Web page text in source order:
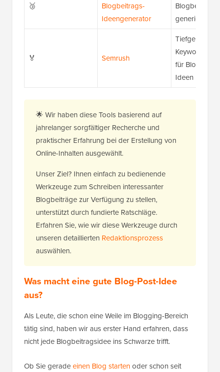
🥉
Blogbeitrags-
Ideengenerator
Blogbeiträge
generieren
🏅 Semrush
Tiefgehende
Keyword-
für Blog-
Ideen
🌟 Wir haben diese Tools basierend auf
jahrelanger sorgfältiger Recherche und
praktischer Erfahrung bei der Erstellung von
Online-Inhalten ausgewählt.
Unser Ziel? Ihnen einfach zu bedienende
Werkzeuge zum Schreiben interessanter
Blogbeiträge zur Verfügung zu stellen,
unterstützt durch fundierte Ratschläge.
Erfahren Sie, wie wir diese Werkzeuge durch
unseren detaillierten Redaktionsprozess
auswählen.
Was macht eine gute Blog-Post-Idee
aus?
Als Leute, die schon eine Weile im Blogging-Bereich
tätig sind, haben wir aus erster Hand erfahren, dass
nicht jede Blogbeitragsidee ins Schwarze trifft.
Ob Sie geradeeinen Blog startenoder schon seit